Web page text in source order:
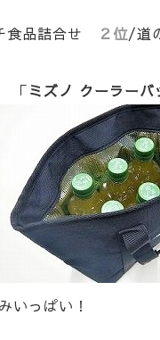
食品詰合せ ２位/道
「ミズノ クーラーバ
いっぱい！